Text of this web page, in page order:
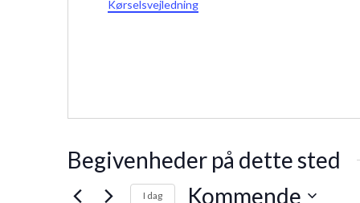
Kørselsvejledning
Begivenheder på dette sted
I dag Kommende